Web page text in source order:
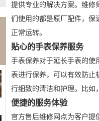
提供专业的解决方案。维修
们使用的都是原厂配件，保
正常运转。
贴心的手表保养服务
手表保养对于延长手表的使
表进行保养，可以有效防止
行细致的清洁和护理。比如
便捷的服务体验
官方售后维修网点为客户